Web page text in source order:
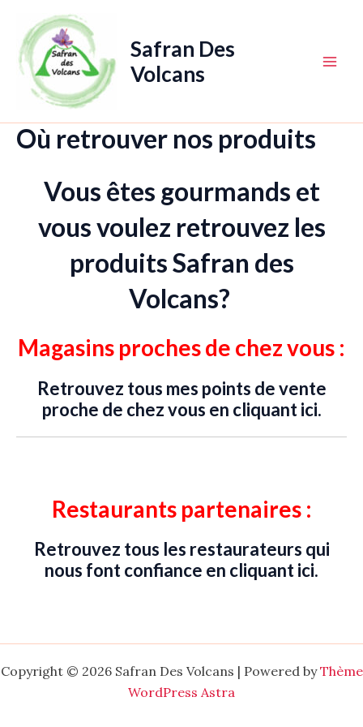
contenu
Safran Des
Volcans
Où retrouver nos produits
Vous êtes gourmands et
vous voulez retrouvez les
produits Safran des
Volcans?
Magasins proches de chez vous :
Retrouvez tous mes points de vente
proche de chez vous en cliquant ici.
Restaurants partenaires :
Retrouvez tous les restaurateurs qui
nous font confiance en cliquant ici.
Copyright © 2026 Safran Des Volcans | Powered byThème
WordPress Astra